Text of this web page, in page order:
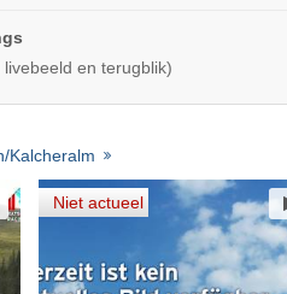
en terugblik)
Kalcheralm
Niet actueel